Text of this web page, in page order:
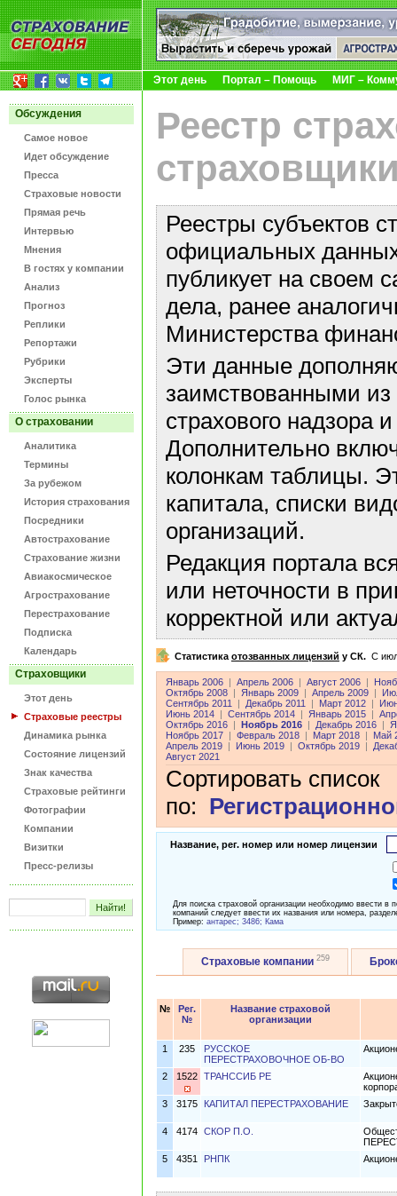
Этот день Портал – Помощь МИГ –
Обсуждения
Самое новое
Идет обсуждение
Пресса
Страховые новости
Прямая речь
Интервью
Мнения
В гостях у компании
Анализ
Прогноз
Реплики
Репортажи
Рубрики
Эксперты
Голос рынка
О страховании
Аналитика
Термины
За рубежом
История страхования
Посредники
Автострахование
Страхование жизни
Авиакосмическое
Агрострахование
Перестрахование
Подписка
Календарь
Страховщики
Этот день
Страховые реестры
Динамика рынка
Состояние лицензий
Знак качества
Страховые рейтинги
Фотографии
Компании
Визитки
Пресс-релизы
Реестр
Реестры субъектов
официальных данных
публикует на своем
дела, ранее
Министерства
Эти данные
заимствованными
страхового надзора
Дополнительно
колонкам таблицы.
капитала, списки
организаций.
Редакция портала
или неточности в
корректной или
Статистика отозванных лицензий у СК. C
Январь 2006 Апрель 2006 Август 2006
Октябрь 2008
Январь 2009 Апрель 2009
Сентябрь 2011
Декабрь 2011 Март 2012
Июнь 2014
Сентябрь 2014 Январь 2015
Октябрь 2016
Ноябрь 2016 Декабрь 2016
Ноябрь 2017
Февраль 2018 Март 2018
Май
Апрель 2019
Июнь 2019 Октябрь 2019
Август 2021
Сортировать список
по:
Название, рег. номер или номер лицензии
Для поиска страховой организации необходимо ввести
компаний следует ввести их названия или номера,
Пример: антарес; 3486; Кама
Страховые компании 259
№
Рег.
№
Название страховой
организации
1 235
РУССКОЕ
ПЕРЕСТРАХОВОЧНОЕ ОБ-ВО
2 1522 ТРАНССИБ РЕ
3
3175 КАПИТАЛ ПЕРЕСТРАХОВАНИЕ
4 4174 СКОР П.О.
5
4351 РНПК